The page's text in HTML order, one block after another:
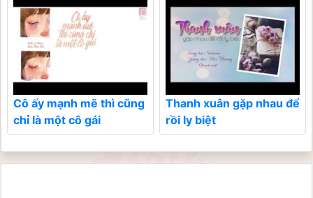
Cô ấy mạnh mẽ thì cũng
chỉ là một cô gái
Thanh xuân gặp nhau để
rồi ly biệt